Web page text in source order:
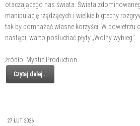
otaczającego nas świata. Świata
manipulację rządzących i wielkie bigtechy
tak by pomnażać własne korzyści. W powietrzu
nastąpi, warto posłuchać płyty „Wolny wybieg".
źródło: Mystic Production
Czytaj dalej...
27 LUT 2026